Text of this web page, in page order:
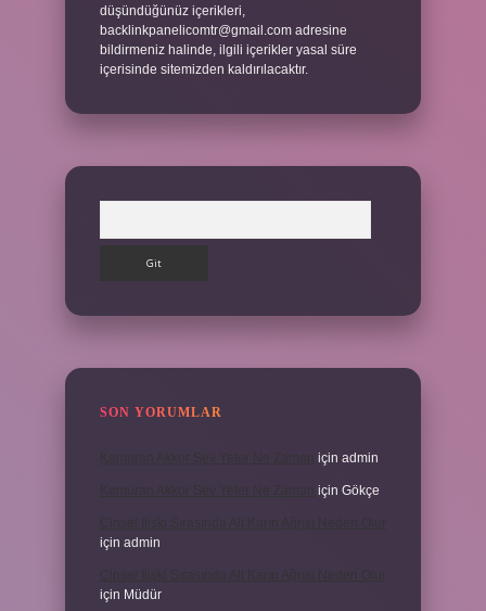
düşündüğünüz içerikleri,
backlinkpanelicomtr@gmail.com adresine
bildirmeniz halinde, ilgili içerikler yasal süre
içerisinde sitemizden kaldırılacaktır.
SON YORUMLAR
için admin
için Gökçe
için admin
için Müdür